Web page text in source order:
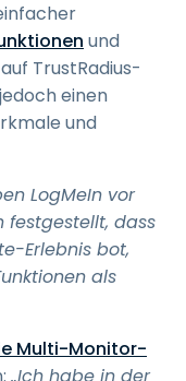
und
TrustRadius-
einen
und
LogMeIn vor
festgestellt, dass
Erlebnis bot,
als
Multi-Monitor-